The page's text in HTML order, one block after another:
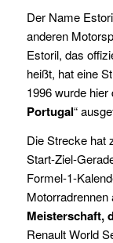
Der Name
anderen
Estoril, das
heißt, hat eine
1996 wurde hier
Portugal“
Die Strecke hat
Start-Ziel-
Formel-1-
Motorradrennen
Meisterschaft,
Renault World